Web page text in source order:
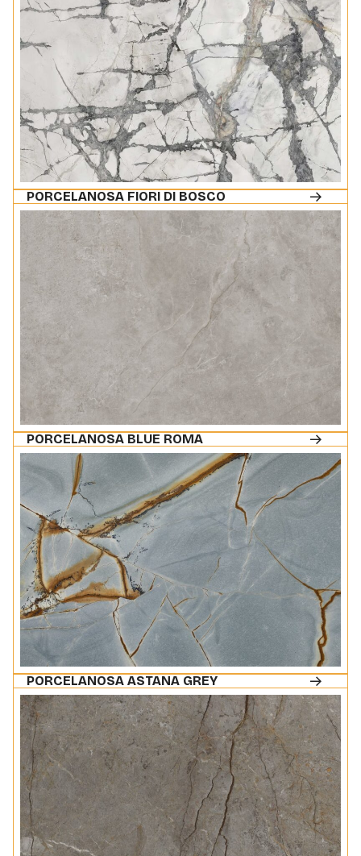
PORCELANOSA FIORI DI BOSCO
PORCELANOSA BLUE ROMA
PORCELANOSA ASTANA GREY